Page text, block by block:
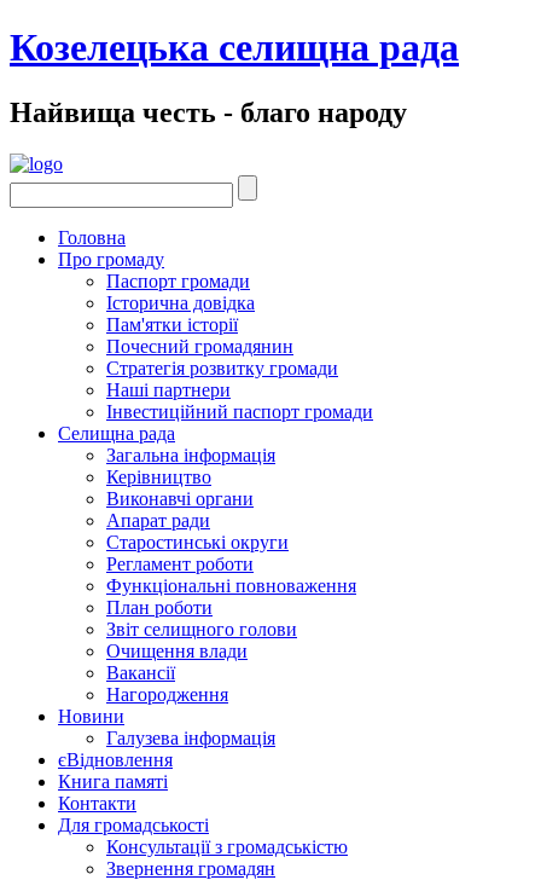
Козелецька селищна рада
Найвища честь - благо народу
Головна
Про громаду
Паспорт громади
Історична довідка
Пам'ятки історії
Почесний громадянин
Стратегія розвитку громади
Наші партнери
Інвестиційний паспорт громади
Селищна рада
Загальна інформація
Керівництво
Виконавчі органи
Апарат ради
Старостинські округи
Регламент роботи
Функціональні повноваження
План роботи
Звіт селищного голови
Очищення влади
Вакансії
Нагородження
Новини
Галузева інформація
єВідновлення
Книга памяті
Контакти
Для громадськості
Консультації з громадськістю
Звернення громадян